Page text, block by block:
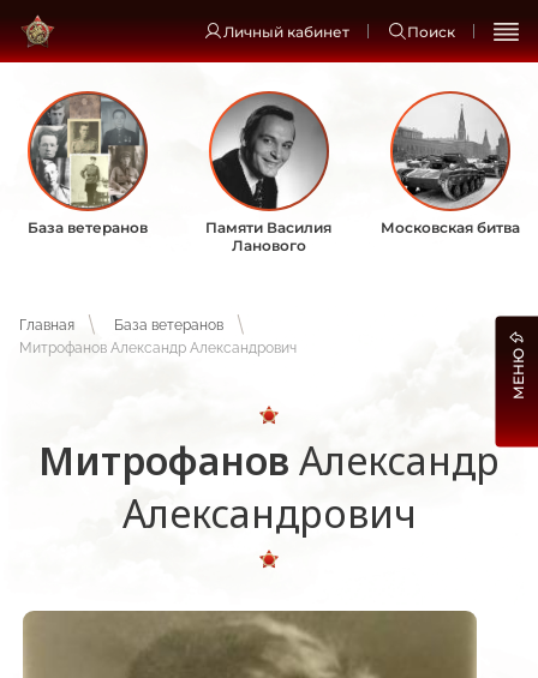
Личный кабинет Поиск
База ветеранов
Памяти Василия
Ланового
Московская битва
Главная
База ветеранов
Митрофанов Александр Александрович
Митрофанов Александр
Александрович
МЕНЮ